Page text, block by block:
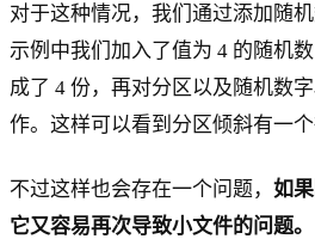
对于这种情况，我们通过添加随
示例中我们加入了值为 4 的随机
成了 4 份，再对分区以及随机数
作。这样可以看到分区倾斜有一个
不过这样也会存在一个问题， 如
它又容易再次导致小文件的问题。